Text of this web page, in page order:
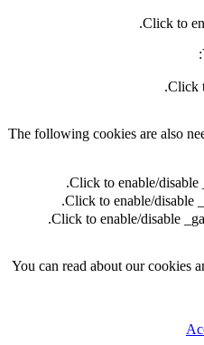
Click
The following cookies are
Click to enable/
Click to enable/
Click to enable/
You can read about our